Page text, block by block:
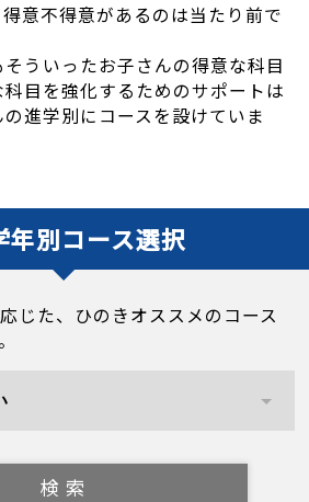
意不得意があるのは当たり前で
ういったお子さんの得意な科目
目を強化するためのサポートは
進学別にコースを設けていま
年別コース選択
じた、ひのきオススメのコース
検 索